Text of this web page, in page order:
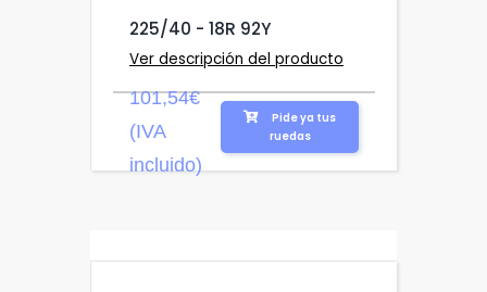
225/40 - 18R 92Y
Ver descripción del producto
101,54€
(IVA
incluido)
Pide ya tus
ruedas